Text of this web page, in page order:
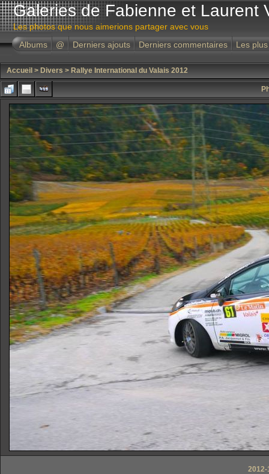
Galeries de Fabienne et Laurent
Les photos que nous aimerions partager avec vous
Albums
@ Derniers ajouts Derniers commentaires Les
Accueil > Divers > Rallye International du Valais 2012
2012-